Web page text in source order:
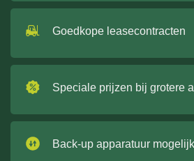
Goedkope leasecontracten
Speciale prijzen bij grotere
Back-up apparatuur mogelijk